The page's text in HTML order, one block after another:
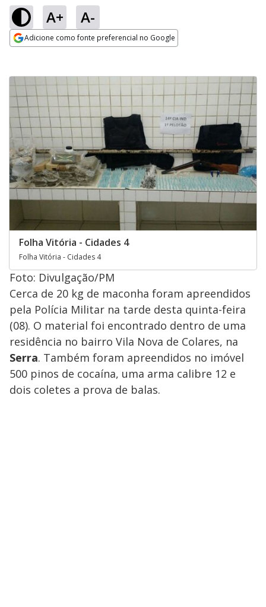
A+ A-
Adicione como fonte preferencial no Google
Folha Vitória - Cidades 4
Folha Vitória - Cidades 4
Foto: Divulgação/PM
Cerca de 20 kg de maconha foram apreendidos
pela Polícia Militar na tarde desta quinta-feira
(08). O material foi encontrado dentro de uma
residência no bairro Vila Nova de Colares, na
Serra. Também foram apreendidos no imóvel
500 pinos de cocaína, uma arma calibre 12 e
dois coletes a prova de balas.